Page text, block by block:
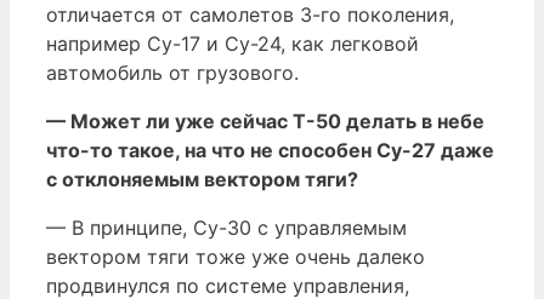
отличается от самолетов 3-го поколения,
например Су-17 и Су-24, как легковой
автомобиль от грузового.
— Может ли уже сейчас Т-50 делать в небе
что-то такое, на что не способен Су-27 даже
с отклоняемым вектором тяги?
— В принципе, Су-30 с управляемым
вектором тяги тоже уже очень далеко
продвинулся по системе управления,